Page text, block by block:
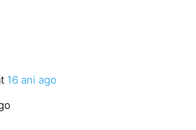
16 ani ago